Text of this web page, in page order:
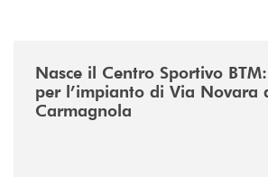
Nasce il Centro Sportivo
per l’impianto di Via Novara
Carmagnola